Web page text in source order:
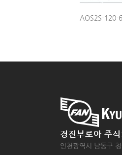
AOS2S-120-
경진부로아 주
인천광역시 남동구